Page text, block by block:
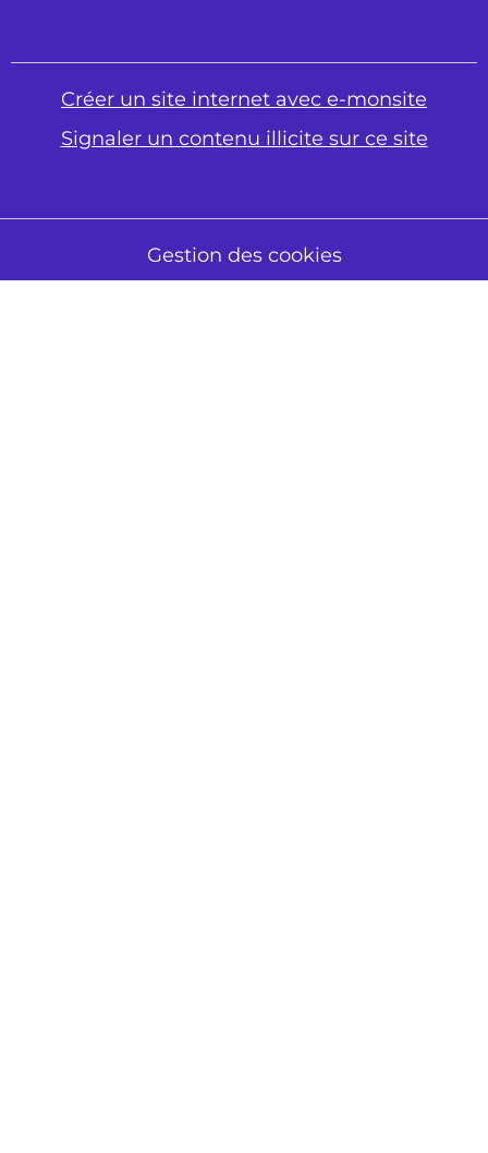
Créer un site internet avec e-monsite
Signaler un contenu illicite sur ce site
Gestion des cookies